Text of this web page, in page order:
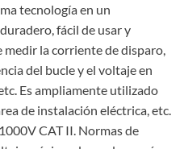
tecnología en un
fácil de usar y
la corriente de disparo,
del bucle y el voltaje en
Es ampliamente utilizado
de instalación eléctrica, etc.
CAT II. Normas de